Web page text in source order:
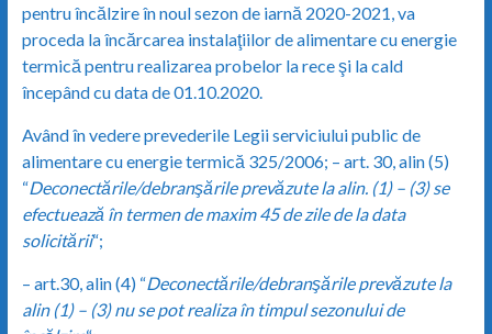
pentru încălzire în noul sezon de iarnă 2020-2021, va
proceda la încărcarea instalaţiilor de alimentare cu energie
termică pentru realizarea probelor la rece şi la cald
începând cu data de 01.10.2020.
Având în vedere prevederile Legii serviciului public de
alimentare cu energie termică 325/2006; – art. 30, alin (5)
“Deconectările/debranşările prevăzute la alin. (1) – (3) se
efectuează în termen de maxim 45 de zile de la data
solicitării“;
– art.30, alin (4) “Deconectările/debranşările prevăzute la
alin (1) – (3) nu se pot realiza în timpul sezonului de